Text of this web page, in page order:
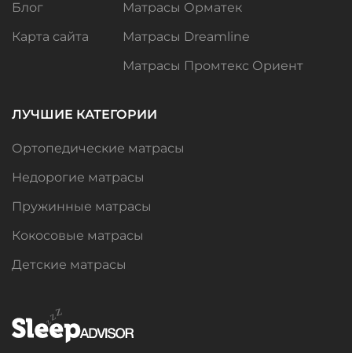
Блог
Карта сайта
Матрасы Орматек
Матрасы Dreamline
Матрасы Промтекс Ориент
ЛУЧШИЕ КАТЕГОРИИ
Ортопедические матрасы
Недорогие матрасы
Пружинные матрасы
Кокосовые матрасы
Детские матрасы